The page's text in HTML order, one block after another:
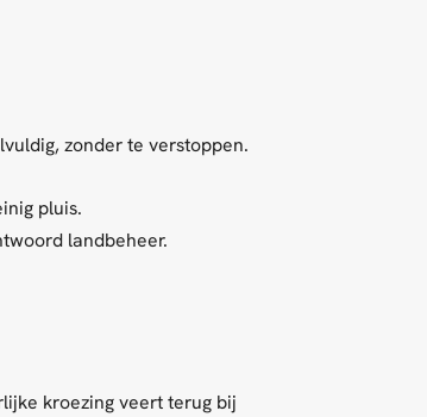
zonder te verstoppen.
pluis.
landbeheer.
kroezing veert terug bij